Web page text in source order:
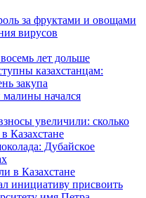
за фруктами и овощами
вирусов
лет дольше
казахстанцам:
закупа
малины начался
увеличили: сколько
Казахстане
Дубайское
в Казахстане
инициативу присвоить